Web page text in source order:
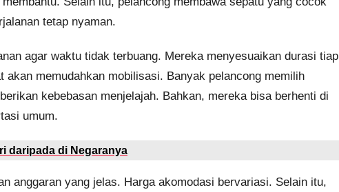
tetap nyaman.
agar waktu tidak terbuang. Mereka menyesuaikan durasi tiap
memudahkan mobilisasi. Banyak pelancong memilih
kebebasan menjelajah. Bahkan, mereka bisa berhenti di
umum.
daripada di Negaranya
anggaran yang jelas. Harga akomodasi bervariasi. Selain itu,